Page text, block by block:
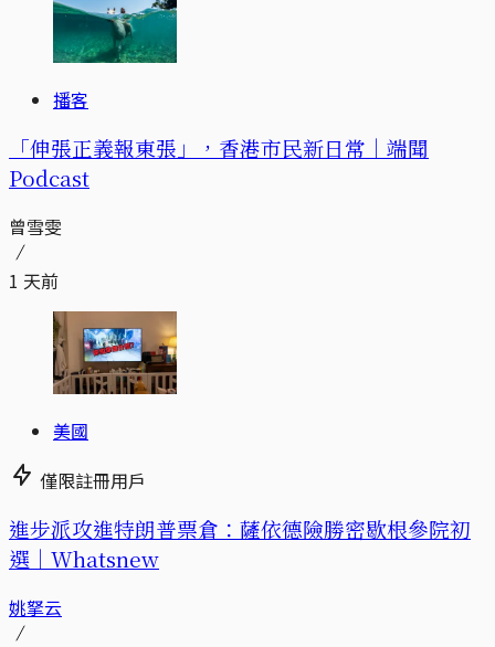
播客
「伸張正義報東張」，香港市民新日常｜端聞
Podcast
曾雪雯
1 天前
美國
僅限註冊用戶
進步派攻進特朗普票倉：薩依德險勝密歇根參院初
選｜Whatsnew
姚拏云